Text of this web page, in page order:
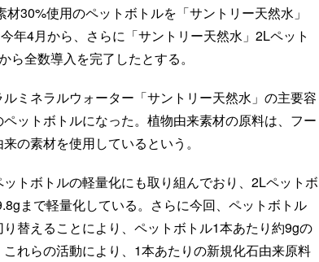
30%使用のペットボトルを「サントリー天然水」
年4月から、さらに「サントリー天然水」2Lペット
全数導入を完了したとする。
ミネラルウォーター「サントリー天然水」の主要容
ットボトルになった。植物由来素材の原料は、フー
の素材を使用しているという。
トボトルの軽量化にも取り組んでおり、2Lペットボ
まで軽量化している。さらに今回、ペットボトル
替えることにより、ペットボトル1本あたり約9gの
れらの活動により、1本あたりの新規化石由来原料